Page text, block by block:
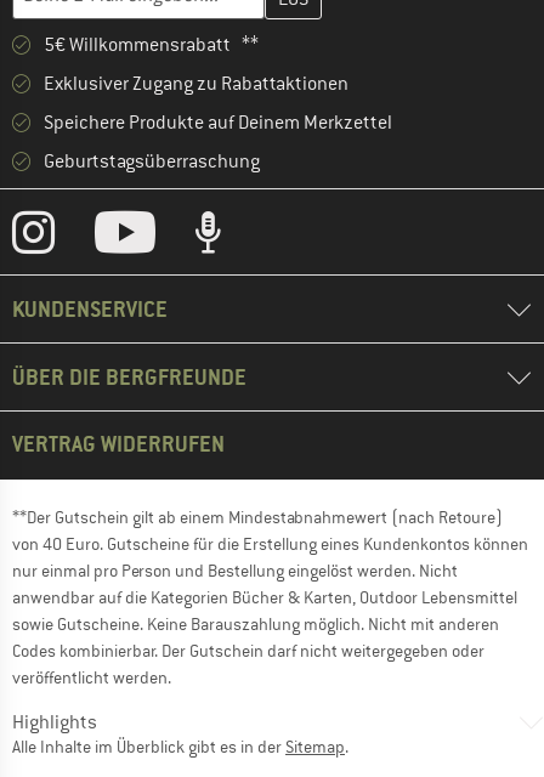
5€ Willkommensrabatt **
Exklusiver Zugang zu Rabattaktionen
Speichere Produkte auf Deinem Merkzettel
Geburtstagsüberraschung
KUNDENSERVICE
ÜBER DIE BERGFREUNDE
VERTRAG WIDERRUFEN
**Der Gutschein gilt ab einem Mindestabnahmewert (nach Retoure)
von 40 Euro. Gutscheine für die Erstellung eines Kundenkontos können
nur einmal pro Person und Bestellung eingelöst werden. Nicht
anwendbar auf die Kategorien Bücher & Karten, Outdoor Lebensmittel
sowie Gutscheine. Keine Barauszahlung möglich. Nicht mit anderen
Codes kombinierbar. Der Gutschein darf nicht weitergegeben oder
veröffentlicht werden.
Highlights
Alle Inhalte im Überblick gibt es in der Sitemap.